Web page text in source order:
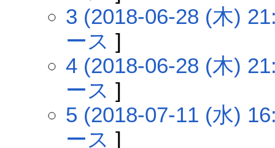
3 (2018-06-28 (木)
ース ]
4 (2018-06-28 (木)
ース ]
5 (2018-07-11 (水)
ース ]